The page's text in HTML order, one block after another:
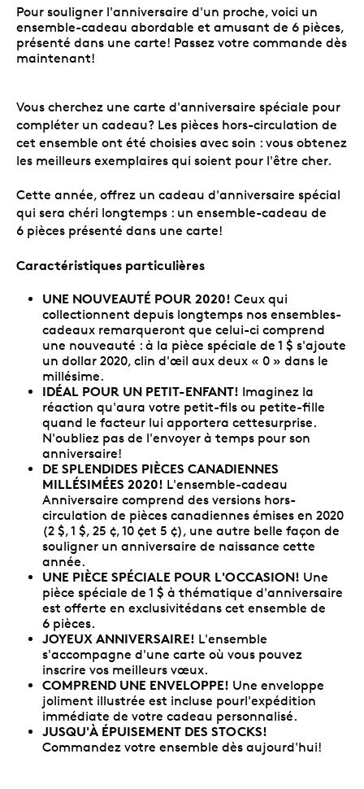
Pour souligner l'anniversaire d'un proche, voici un
ensemble-cadeau abordable et amusant de 6 pièces,
présenté dans une carte! Passez votre commande dès
maintenant!
Vous cherchez une carte d'anniversaire spéciale pour
compléter un cadeau? Les pièces hors-circulation de
cet ensemble ont été choisies avec soin : vous obtenez
les meilleurs exemplaires qui soient pour l'être cher.
Cette année, offrez un cadeau d'anniversaire spécial
qui sera chéri longtemps : un ensemble-cadeau de
6 pièces présenté dans une carte!
Caractéristiques particulières
UNE NOUVEAUTÉ POUR 2020! Ceux qui
collectionnent depuis longtemps nos ensembles-
cadeaux remarqueront que celui-ci comprend
une nouveauté : à la pièce spéciale de 1 $ s'ajoute
un dollar 2020, clin d'œil aux deux « 0 » dans le
millésime.
IDÉAL POUR UN PETIT-ENFANT! Imaginez la
réaction qu'aura votre petit-fils ou petite-fille
quand le facteur lui apportera cettesurprise.
N'oubliez pas de l'envoyer à temps pour son
anniversaire!
DE SPLENDIDES PIÈCES CANADIENNES
MILLÉSIMÉES 2020! L'ensemble-cadeau
Anniversaire comprend des versions hors-
circulation de pièces canadiennes émises en 2020
(2 $, 1 $, 25 ¢, 10 ¢et 5 ¢), une autre belle façon de
souligner un anniversaire de naissance cette
année.
UNE PIÈCE SPÉCIALE POUR L'OCCASION! Une
pièce spéciale de 1 $ à thématique d'anniversaire
est offerte en exclusivitédans cet ensemble de
6 pièces.
JOYEUX ANNIVERSAIRE! L'ensemble
s'accompagne d'une carte où vous pouvez
inscrire vos meilleurs vœux.
COMPREND UNE ENVELOPPE! Une enveloppe
joliment illustrée est incluse pourl'expédition
immédiate de votre cadeau personnalisé.
JUSQU'À ÉPUISEMENT DES STOCKS!
Commandez votre ensemble dès aujourd'hui!